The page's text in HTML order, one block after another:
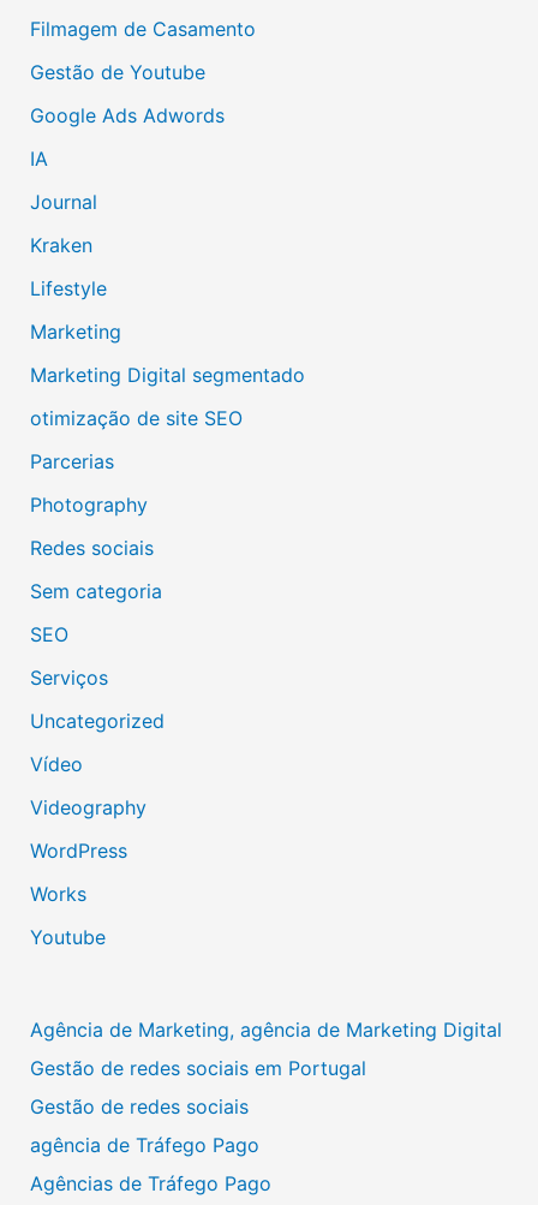
Filmagem de Casamento
Gestão de Youtube
Google Ads Adwords
IA
Journal
Kraken
Lifestyle
Marketing
Marketing Digital segmentado
otimização de site SEO
Parcerias
Photography
Redes sociais
Sem categoria
SEO
Serviços
Uncategorized
Vídeo
Videography
WordPress
Works
Youtube
Agência de Marketing, agência de Marketing Digital
Gestão de redes sociais em Portugal
Gestão de redes sociais
agência de Tráfego Pago
Agências de Tráfego Pago